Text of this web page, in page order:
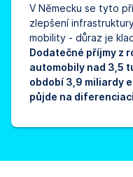
V Německu se tyto
zlepšení
mobility - důraz je
Dodatečné příjmy z
automobily nad 3,5
období 3,9 miliardy
půjde na